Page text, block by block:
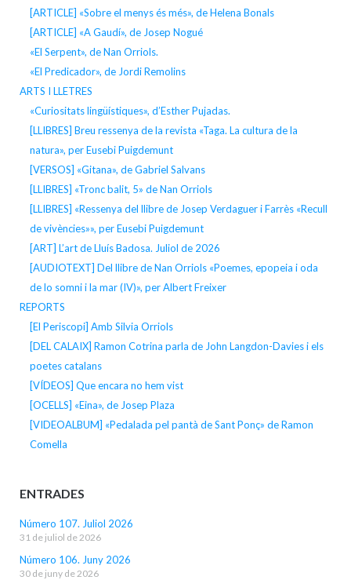
[ARTICLE] «Sobre el menys és més», de Helena Bonals
[ARTICLE] «A Gaudí», de Josep Nogué
«El Serpent», de Nan Orriols.
«El Predicador», de Jordi Remolins
ARTS I LLETRES
«Curiositats lingüístiques», d’Esther Pujadas.
[LLIBRES] Breu ressenya de la revista «Taga. La cultura de la
natura», per Eusebi Puigdemunt
[VERSOS] «Gitana», de Gabriel Salvans
[LLIBRES] «Tronc balit, 5» de Nan Orriols
[LLIBRES] «Ressenya del llibre de Josep Verdaguer i Farrès «Recull
de vivències»», per Eusebi Puigdemunt
[ART] L’art de Lluís Badosa. Juliol de 2026
[AUDIOTEXT] Del llibre de Nan Orriols «Poemes, epopeia i oda
de lo somni i la mar (IV)», per Albert Freixer
REPORTS
[El Periscopi] Amb Silvia Orriols
[DEL CALAIX] Ramon Cotrina parla de John Langdon-Davies i els
poetes catalans
[VÍDEOS] Que encara no hem vist
[OCELLS] «Eina», de Josep Plaza
[VIDEOALBUM] «Pedalada pel pantà de Sant Ponç» de Ramon
Comella
ENTRADES
Número 107. Juliol 2026
31 de juliol de 2026
Número 106. Juny 2026
30 de juny de 2026